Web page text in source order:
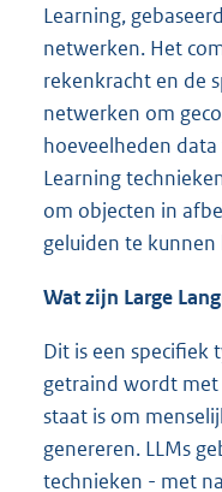
Learning,
netwerken. Het
rekenkracht en de
netwerken om
hoeveelheden
Learning
om objecten in
geluiden te
Wat zijn Large
Dit is een specifiek
getraind wordt
staat is om
genereren. LLMs
technieken - met